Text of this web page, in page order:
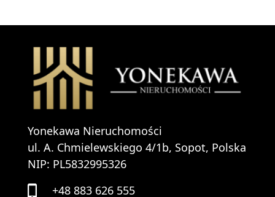
Yonekawa Nieruchomości
ul. A. Chmielewskiego 4/1b, Sopot, Polska
NIP: PL5832995326
+48 883 626 555